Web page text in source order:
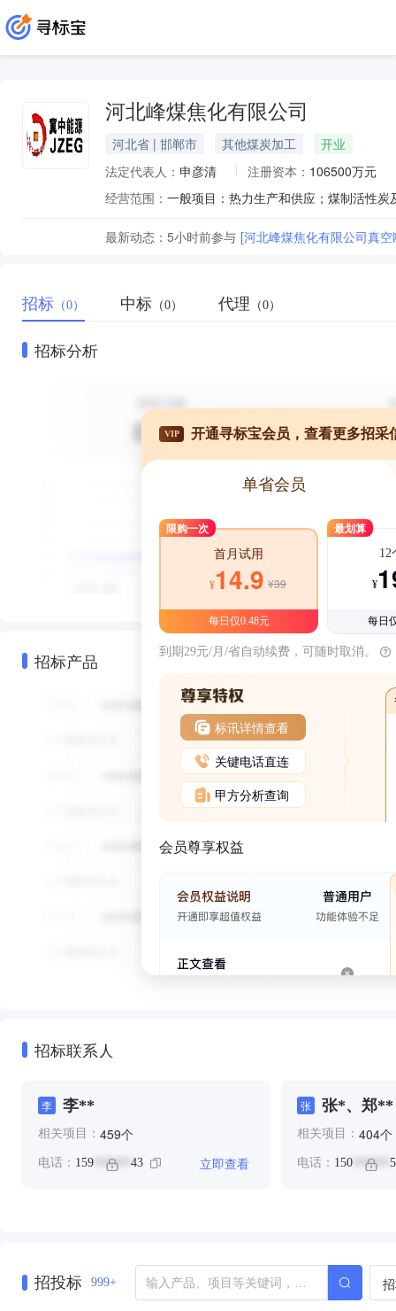
河北峰煤焦化有限公司
河北省 | 邯郸市 其他煤炭加工
开业
法定代表人： 申彦清 注册资本： 106500万元
经营范围：
最新动态： 5小时前参与 [河北峰煤焦化有限公司真
招标 （0） 中标 （0） 代理 （0）
招标分析
招标产品
VIP 开通寻标宝会员，查看更多招采
单省会员
限购一次
首月试用
¥14.9 ¥39
每日仅0.48元
最划算
12
¥
每日
到期29元/月/省自动续费，可随时取消。
标讯详情查看
关键电话直连
甲方分析查询
会员尊享权益
招标联系人
李 李**
相关项目： 459个
电话： 159 ****** 43 立即查看
张 张*、郑**
相关项目： 404个
电话： 150******
招投标 999+